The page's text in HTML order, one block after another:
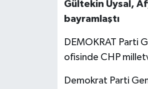
Gültekin Uysal,
bayramlaştı
DEMOKRAT Parti
ofisinde CHP
Demokrat Parti